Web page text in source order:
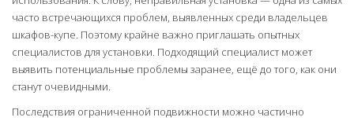
часто встречающихся проблем, выявленных среди владельцев
шкафов-купе. Поэтому крайне важно приглашать опытных
специалистов для установки. Подходящий специалист может
выявить потенциальные проблемы заранее, ещё до того, как они
станут очевидными.
Последствия ограниченной подвижности можно частично